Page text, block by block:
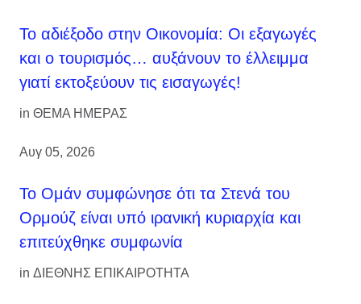
Το αδιέξοδο στην Οικονομία: Οι εξαγωγές
και ο τουρισμός… αυξάνουν το έλλειμμα
γιατί εκτοξεύουν τις εισαγωγές!
in ΘΕΜΑ ΗΜΕΡΑΣ
Αυγ 05, 2026
Το Ομάν συμφώνησε ότι τα Στενά του
Ορμούζ είναι υπό ιρανική κυριαρχία και
επιτεύχθηκε συμφωνία
in ΔΙΕΘΝΗΣ ΕΠΙΚΑΙΡΟΤΗΤΑ